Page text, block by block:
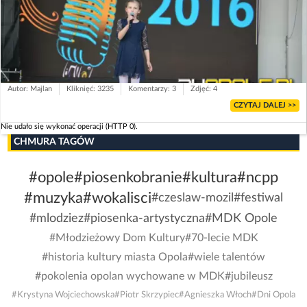
Autor: Majlan Kliknięć: 3235 Komentarzy: 3 Zdjęć: 4
CZYTAJ DALEJ >>
Nie udało się wykonać operacji (HTTP 0).
CHMURA TAGÓW
#opole#piosenkobranie#kultura#ncpp
#muzyka#wokalisci#czeslaw-mozil #festiwal
#mlodziez#piosenka-artystyczna#MDK Opole
#Młodzieżowy Dom Kultury#70-lecie MDK
#historia kultury miasta Opola#wiele talentów
#pokolenia opolan wychowane w MDK#jubileusz
#Krystyna Wojciechowska#Piotr Skrzypiec#Agnieszka Włoch#Dni Opola